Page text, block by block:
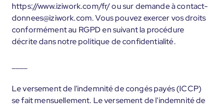
https://www.iziwork.com/fr/ ou sur demande à contact-
donnees@iziwork.com. Vous pouvez exercer vos droits
conformément au RGPD en suivant la procédure
décrite dans notre politique de confidentialité.
Le versement de l'indemnité de congés payés (ICCP)
se fait mensuellement. Le versement de l'indemnité de